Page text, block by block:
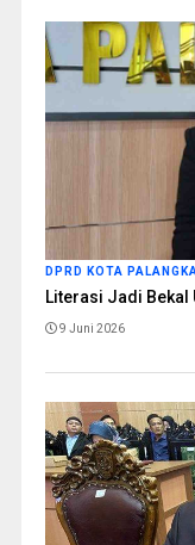
DPRD KOTA
Literasi Jadi Bekal
9 Juni 2026